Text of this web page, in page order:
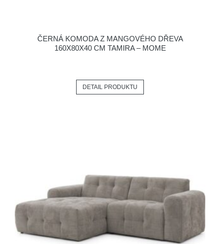
ČERNÁ KOMODA Z MANGOVÉHO DŘEVA
160X80X40 CM TAMIRA – MOME
DETAIL PRODUKTU